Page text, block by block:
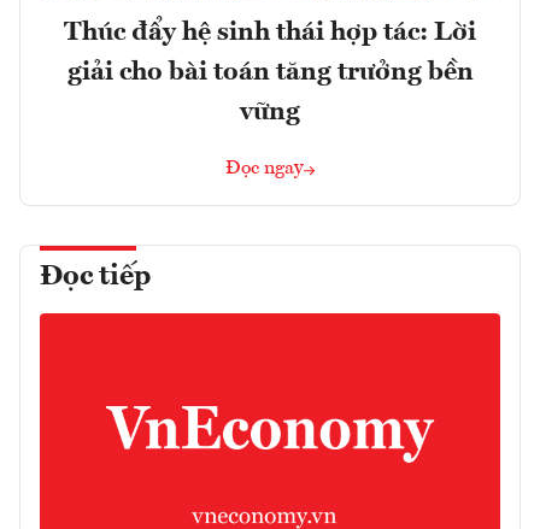
Thúc đẩy hệ sinh thái hợp tác: Lời
giải cho bài toán tăng trưởng bền
vững
Đọc ngay
Đọc tiếp